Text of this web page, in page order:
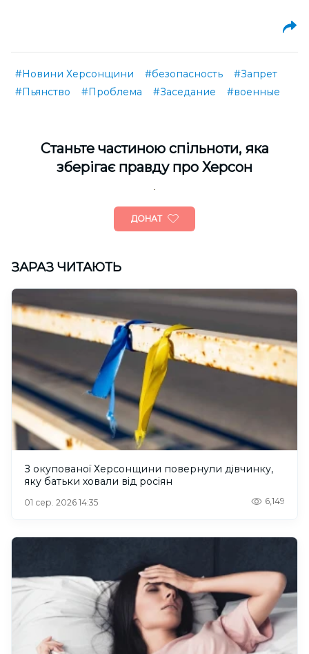
#Новини Херсонщини #безопасность
#Запрет
#Пьянство
#Проблема #Заседание #военные
Cтаньте частиною спільноти, яка
зберігає правду про Херсон
ДОНАТ
ЗАРАЗ ЧИТАЮТЬ
З окупованої Херсонщини повернули дівчинку,
яку батьки ховали від росіян
01 сер. 2026 14:35 6,149